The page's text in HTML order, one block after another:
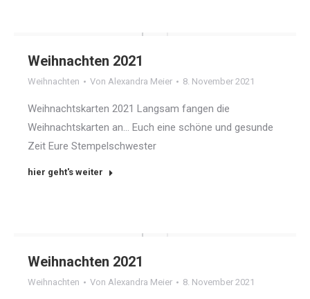
Weihnachten 2021
Weihnachten Von Alexandra Meier 8. November 2021
Weihnachtskarten 2021 Langsam fangen die
Weihnachtskarten an… Euch eine schöne und gesunde
Zeit Eure Stempelschwester
hier geht's weiter
Weihnachten 2021
Weihnachten Von Alexandra Meier 8. November 2021